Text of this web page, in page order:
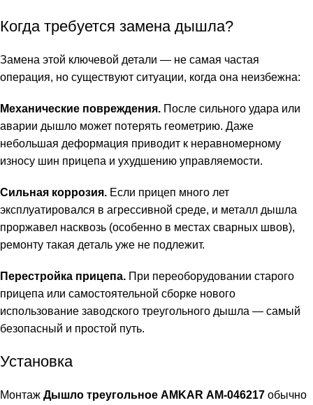
Когда требуется замена дышла?
Замена этой ключевой детали — не самая частая
операция, но существуют ситуации, когда она неизбежна:
Механические повреждения. После сильного удара или
аварии дышло может потерять геометрию. Даже
небольшая деформация приводит к неравномерному
износу шин прицепа и ухудшению управляемости.
Сильная коррозия. Если прицеп много лет
эксплуатировался в агрессивной среде, и металл дышла
проржавел насквозь (особенно в местах сварных швов),
ремонту такая деталь уже не подлежит.
Перестройка прицепа. При переоборудовании старого
прицепа или самостоятельной сборке нового
использование заводского треугольного дышла — самый
безопасный и простой путь.
Установка
Монтаж Дышло треугольное AMKAR АМ-046217 обычно